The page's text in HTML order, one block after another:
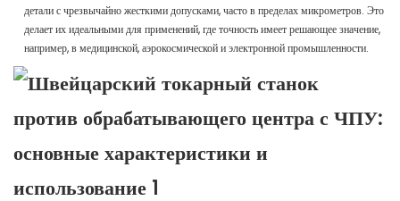
детали с чрезвычайно жесткими допусками, часто в пределах микрометров. Это
делает их идеальными для применений, где точность имеет решающее значение,
например, в медицинской, аэрокосмической и электронной промышленности.